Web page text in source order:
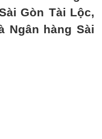
Gòn Tài Lộc,
Ngân hàng Sài